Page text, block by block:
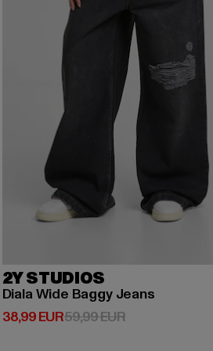
2Y STUDIOS
Diala Wide Baggy Jeans
38,99 EUR
Derzeitiger Preis: 38,99 EUR
59,99 EURAktionspreis: